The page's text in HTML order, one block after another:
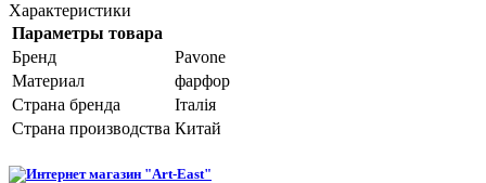
Характеристики
Параметры товара
Бренд
Pavone
Материал
фарфор
Страна бренда
Італія
Страна производства Китай